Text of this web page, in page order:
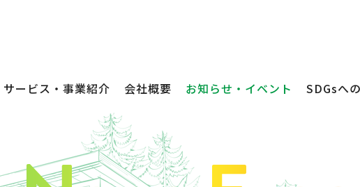
サービス・事業紹介 会社概要 お知らせ・イベント SDGsへ